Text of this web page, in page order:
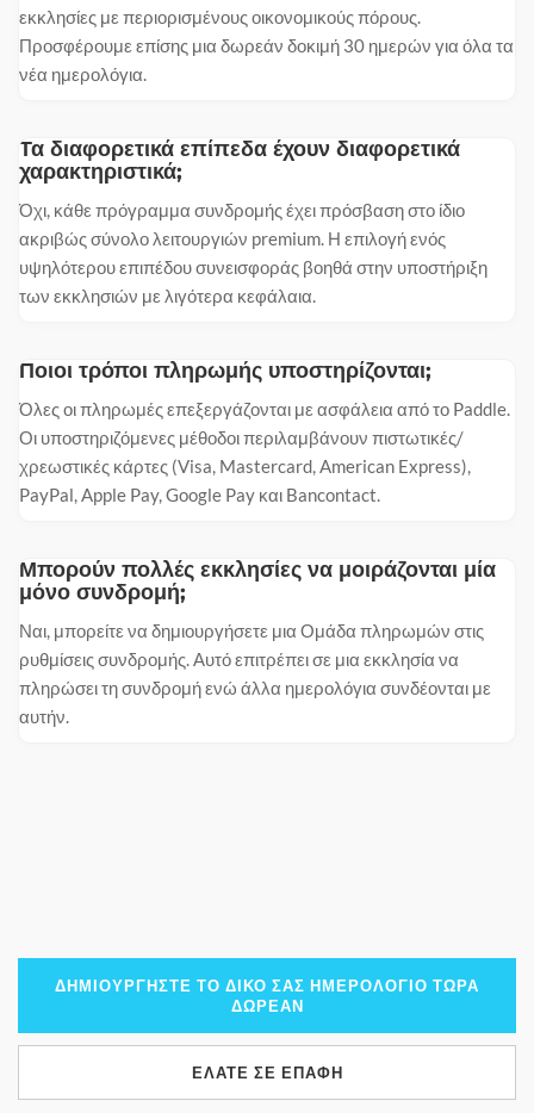
εκκλησίες με περιορισμένους οικονομικούς πόρους.
Προσφέρουμε επίσης μια δωρεάν δοκιμή 30 ημερών για όλα τα
νέα ημερολόγια.
Τα διαφορετικά επίπεδα έχουν διαφορετικά
χαρακτηριστικά;
Όχι, κάθε πρόγραμμα συνδρομής έχει πρόσβαση στο ίδιο
ακριβώς σύνολο λειτουργιών premium. Η επιλογή ενός
υψηλότερου επιπέδου συνεισφοράς βοηθά στην υποστήριξη
των εκκλησιών με λιγότερα κεφάλαια.
Ποιοι τρόποι πληρωμής υποστηρίζονται;
Όλες οι πληρωμές επεξεργάζονται με ασφάλεια από το Paddle.
Οι υποστηριζόμενες μέθοδοι περιλαμβάνουν πιστωτικές/
χρεωστικές κάρτες (Visa, Mastercard, American Express),
PayPal, Apple Pay, Google Pay και Bancontact.
Μπορούν πολλές εκκλησίες να μοιράζονται μία
μόνο συνδρομή;
Ναι, μπορείτε να δημιουργήσετε μια Ομάδα πληρωμών στις
ρυθμίσεις συνδρομής. Αυτό επιτρέπει σε μια εκκλησία να
πληρώσει τη συνδρομή ενώ άλλα ημερολόγια συνδέονται με
αυτήν.
ΔΗΜΙΟΥΡΓΉΣΤΕ ΤΟ ΔΙΚΌ ΣΑΣ ΗΜΕΡΟΛΌΓΙΟ ΤΏΡΑ
ΔΩΡΕΆΝ
ΕΛΆΤΕ ΣΕ ΕΠΑΦΉ